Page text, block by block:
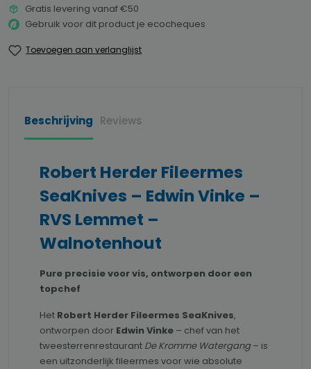
Gratis levering vanaf €50
Gebruik voor dit product je ecocheques
Toevoegen aan verlanglijst
Beschrijving Reviews
Robert Herder Fileermes
SeaKnives – Edwin Vinke –
RVS Lemmet –
Walnotenhout
Pure precisie voor vis, ontworpen door een
topchef
Het Robert Herder Fileermes SeaKnives,
ontworpen door Edwin Vinke – chef van het
tweesterrenrestaurant De Kromme Watergang– is
een uitzonderlijk fileermes voor wie absolute